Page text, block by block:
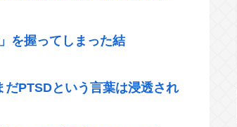
を握ってしまった結
PTSDという言葉は浸透され